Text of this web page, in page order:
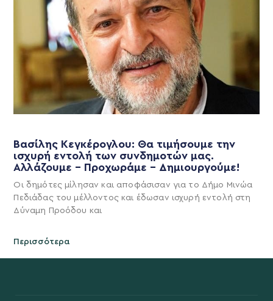
Βασίλης Κεγκέρογλου: Θα τιμήσουμε την
ισχυρή εντολή των συνδημοτών μας.
Αλλάζουμε – Προχωράμε – Δημιουργούμε!
Οι δημότες μίλησαν και αποφάσισαν για το Δήμο Μινώα
Πεδιάδας του μέλλοντος και έδωσαν ισχυρή εντολή στη
Δύναμη Προόδου και
Περισσότερα